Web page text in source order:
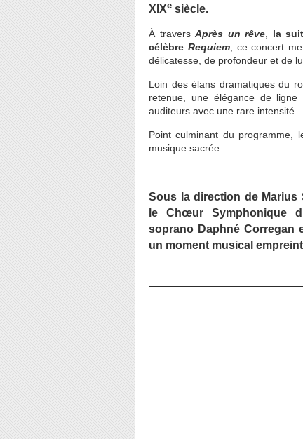
XIXe siècle.
À traversAprès un rêve, la
célèbre Requiem, ce concert
délicatesse, de profondeur et de
Loin des élans dramatiques du
retenue, une élégance de
auditeurs avec une rare intensité.
Point culminant du programme,
musique sacrée.
Sous la direction de Marius
le Chœur Symphonique
soprano Daphné Corregan
un moment musical